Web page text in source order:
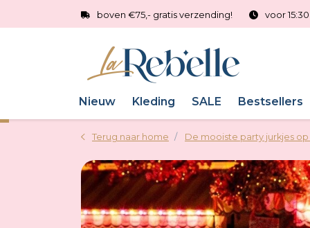
boven €75,- gratis verzending! voor
Nieuw Kleding SALE Bestsellers
Terug naar home De mooiste party jurkjes